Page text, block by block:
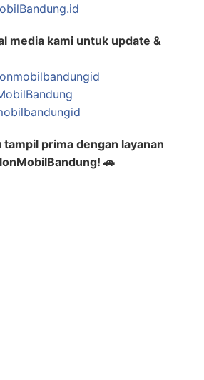
media kami untuk update &
tampil prima dengan layanan
🚗